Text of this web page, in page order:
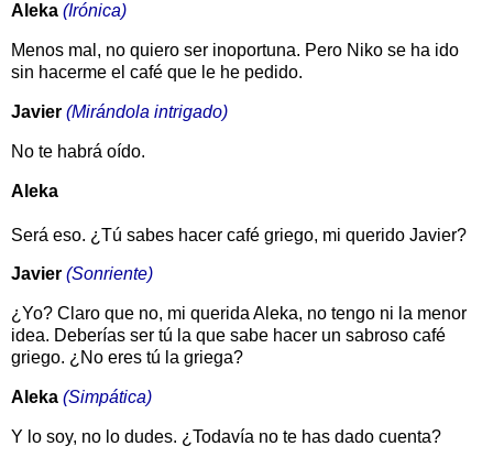
Aleka (Irónica)
Menos mal, no quiero ser inoportuna. Pero Niko se ha ido
sin hacerme el café que le he pedido.
Javier (Mirándola intrigado)
No te habrá oído.
Aleka
Será eso. ¿Tú sabes hacer café griego, mi querido Javier?
Javier (Sonriente)
¿Yo? Claro que no, mi querida Aleka, no tengo ni la menor
idea. Deberías ser tú la que sabe hacer un sabroso café
griego. ¿No eres tú la griega?
Aleka (Simpática)
Y lo soy, no lo dudes. ¿Todavía no te has dado cuenta?